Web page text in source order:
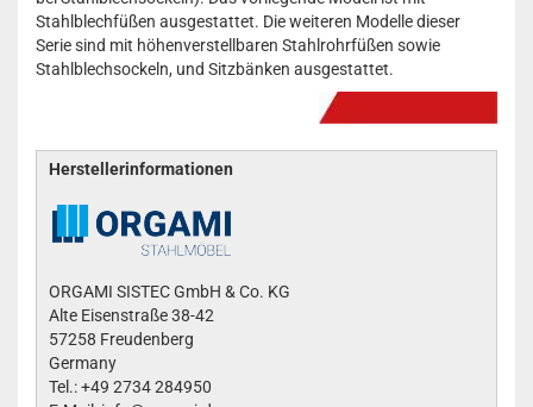
Stahlblechfüßen ausgestattet. Die weiteren Modelle dieser
Serie sind mit höhenverstellbaren Stahlrohrfüßen sowie
Stahlblechsockeln, und Sitzbänken ausgestattet.
Herstellerinformationen
ORGAMI SISTEC GmbH & Co. KG
Alte Eisenstraße 38-42
57258 Freudenberg
Germany
Tel.: +49 2734 284950